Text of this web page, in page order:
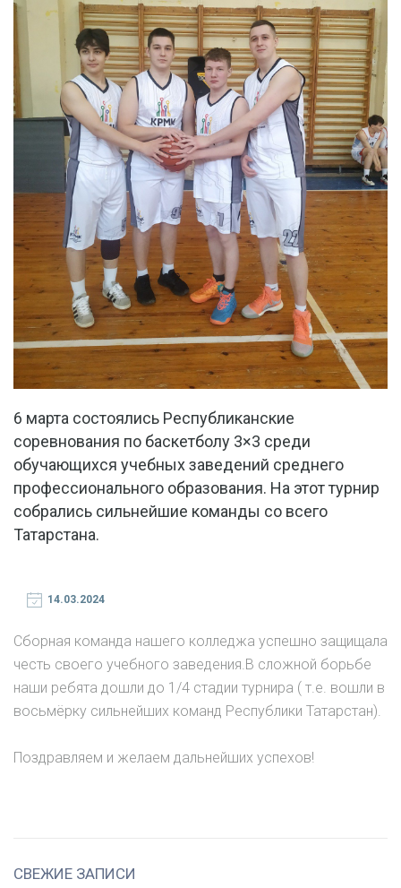
6 марта состоялись Республиканские
соревнования по баскетболу 3×3 среди
обучающихся учебных заведений среднего
профессионального образования. На этот турнир
собрались сильнейшие команды со всего
Татарстана.
14.03.2024
Сборная команда нашего колледжа успешно защищала
честь своего учебного заведения.В сложной борьбе
наши ребята дошли до 1/4 стадии турнира ( т.е. вошли в
восьмёрку сильнейших команд Республики Татарстан).
Поздравляем и желаем дальнейших успехов!
СВЕЖИЕ ЗАПИСИ